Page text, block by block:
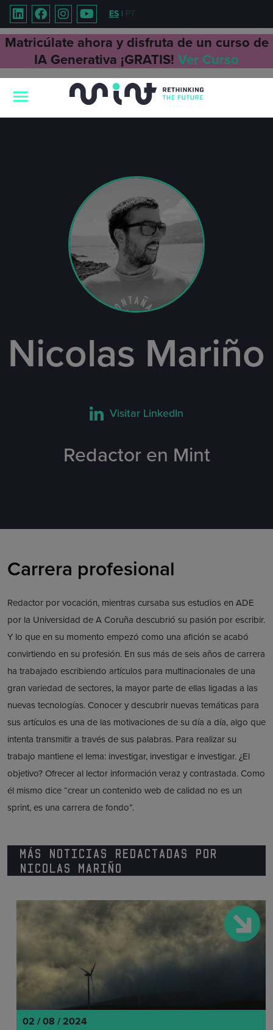
ES | PT
Matricúlate ahora y disfruta de un curso de
IA Generativa ¡GRATIS! Ver Curso
Nicolas Mariño
Visitar LinkedIn
Redactor en Mint
Carrera profesional
Redactor por vocación, mientras cursaba sus estudios en ADE
por la Universidad de A Coruña descubrió su pasión por escribir.
Y lo que en su momento empezó como una afición se acabó
convirtiendo en su profesión. En sus más de seis años de carrera
ha trabajado escribiendo artículos para multinacionales de una
gran variedad de sectores, la mayor parte de ellas ligadas a las
nuevas tecnologías. Conocer y descubrir nuevas temáticas para
sus artículos es una de las motivaciones de su día a día, algo que
intenta transmitir a través de sus palabras. Para realizar su
trabajo mantiene el lema: investigar, investigar e investigar. ¿El
objetivo? Ofrecer al lector información veraz y contrastada. Como
él mismo dice “crear un contenido web de calidad no es un
sprint, es una carrera de fondo”.
MÁS NOTICIAS REDACTADAS POR
NICOLAS MARIÑO
02 / 08 / 2024